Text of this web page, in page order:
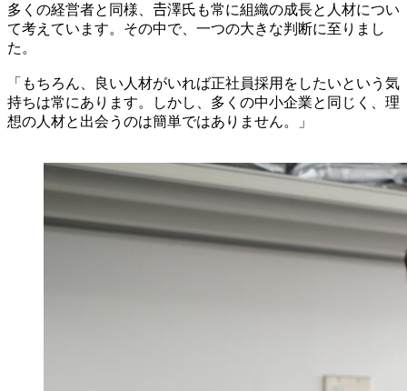
多くの経営者と同様、𠮷澤氏も常に組織の成長と人材につい
て考えています。その中で、一つの大きな判断に至りまし
た。
「もちろん、良い人材がいれば正社員採用をしたいという気
持ちは常にあります。しかし、多くの中小企業と同じく、理
想の人材と出会うのは簡単ではありません。」